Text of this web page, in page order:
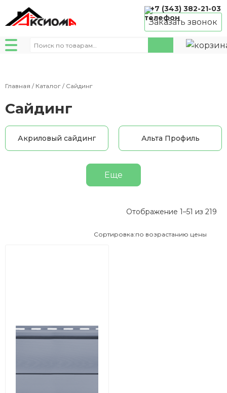
+7 (343) 382-21-03
Заказать звонок
Искать:
Главная / Каталог / Сайдинг
Сайдинг
Акриловый сайдинг Альта Профиль
Еще
Отображение 1–51 из 219
Сортировка:по возрастанию цены